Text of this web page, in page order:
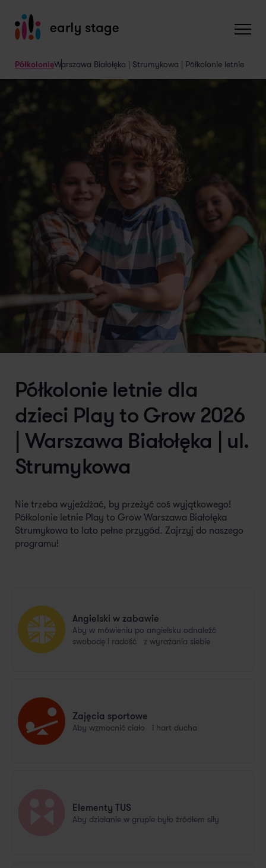
PółkolonieWarszawa Białołęka | Strumykowa | Półkolonie letnie
Półkolonie letnie dla
dzieci Play to Grow 2026
| Warszawa Białołęka | ul.
Strumykowa
Nie trzeba wyjeżdżać, by przeżyć coś wyjątkowego!
Półkolonie letnie Play to Grow Warszawa Białołęka
Strumykowa to lato pełne przygód. Zajrzyj do naszego
programu!
Angielski w zabawie
Aby w mówieniu po angielsku odnaleźć
swobodę i radość z wyrażania siebie
Zajęcia sportowe
Aby wzmocnić ciało i hart ducha
Elementy TUS
Aby działanie w grupie było źródłem siły